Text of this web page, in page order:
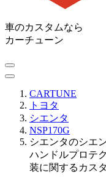
車のカスタムなら
カーチューン
CARTUNE
トヨタ
シエンタ
NSP170G
シエンタのシエ
ハンドルプロテ
装に関するカス